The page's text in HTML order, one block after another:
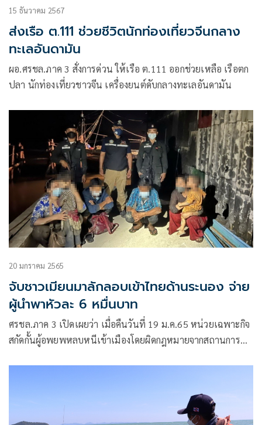
15 ธันวาคม 2567
ส่งเรือ ต.111 ช่วยชีวิตนักท่องเที่ยวจีนกลาง
ทะเลอันดามัน
ผอ.ศรชล.ภาค 3 สั่งการด่วน ให้เรือ ต.111 ออกช่วยเหลือ เรือตก
ปลา นักท่องเที่ยวชาวจีน เครื่องยนต์ดับกลางทะเลอันดามัน
20 มกราคม 2565
จับชาวเมียนมาลักลอบเข้าไทยด้านระนอง จ่าย
ผู้นำพาหัวละ 6 หมื่นบาท
ศรชล.ภาค 3 เปิดเผยว่า เมื่อคืนวันที่ 19 ม.ค.65 หน่วยเฉพาะกิจ
สกัดกั้นผู้อพยพหลบหนีเข้าเมืองโดยผิดกฎหมายจากสถานการณ์